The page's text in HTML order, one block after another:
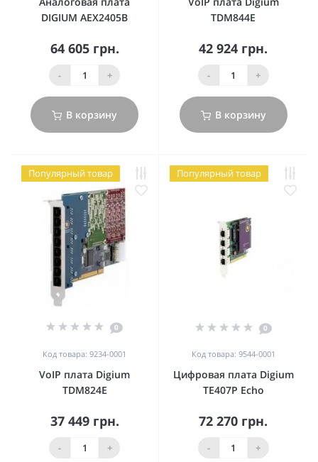
DIGIUM AEX2405B
64 605 грн.
- +
В корзину
TDM844E
42 924 грн.
- +
В корзину
Популярный товар
0
Код товара: 9234-0001
VoIP плата Digium
TDM824E
37 449 грн.
- +
Популярный товар
0
Код товара: 9544-0001
Цифровая плата Digium
TE407P Echo
72 270 грн.
- +